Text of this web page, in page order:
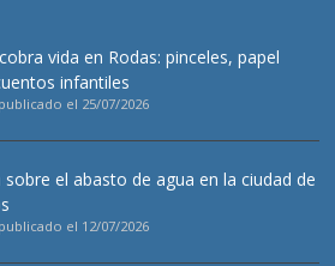
vida en Rodas: pinceles, papel
infantiles
publicado el 25/07/2026
sobre el abasto de agua en la ciudad de
publicado el 12/07/2026